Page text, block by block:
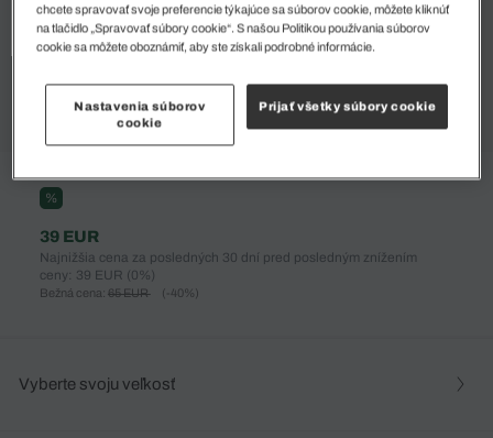
%
39 EUR
Najnižšia cena za posledných 30 dní pred posledným znížením
ceny: 39 EUR (0%)
Bežná cena: 65 EUR (-40%)
Vyberte svoju veľkosť
chcete spravovať svoje preferencie týkajúce sa súborov cookie, môžete kliknúť
na tlačidlo „Spravovať súbory cookie“. S našou Politikou používania súborov
cookie sa môžete oboznámiť, aby ste získali podrobné informácie.
Nastavenia súborov
cookie
Prijať všetky súbory cookie